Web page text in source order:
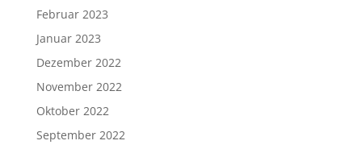
Februar 2023
Januar 2023
Dezember 2022
November 2022
Oktober 2022
September 2022